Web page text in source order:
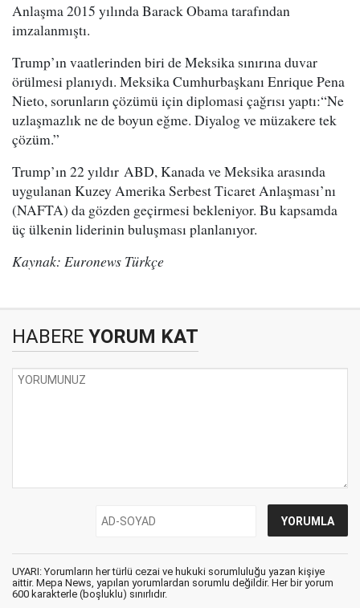
Anlaşma 2015 yılında Barack Obama tarafından
imzalanmıştı.
Trump’ın vaatlerinden biri de Meksika sınırına duvar
örülmesi planıydı. Meksika Cumhurbaşkanı Enrique Pena
Nieto, sorunların çözümü için diplomasi çağrısı yaptı:“Ne
uzlaşmazlık ne de boyun eğme. Diyalog ve müzakere tek
çözüm.”
Trump’ın 22 yıldır ABD, Kanada ve Meksika arasında
uygulanan Kuzey Amerika Serbest Ticaret Anlaşması’nı
(NAFTA) da gözden geçirmesi bekleniyor. Bu kapsamda
üç ülkenin liderinin buluşması planlanıyor.
Kaynak: Euronews Türkçe
HABERE YORUM KAT
UYARI: Yorumların her türlü cezai ve hukuki sorumluluğu yazan kişiye
aittir. Mepa News, yapılan yorumlardan sorumlu değildir. Her bir yorum
600 karakterle (boşluklu) sınırlıdır.